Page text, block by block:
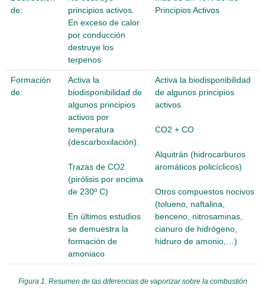
de:
principios activos.
En exceso de calor
por conducción
destruye los
terpenos
Principios Activos
Formación
de:
Activa la
biodisponibilidad de
algunos principios
activos por
temperatura
(descarboxilación).
Trazas de CO2
(pirólisis por encima
de 230º C)
En últimos estudios
se demuestra la
formación de
amoniaco
Activa la biodisponibilidad
de algunos principios
activos
CO2 + CO
Alquitrán (hidrocarburos
aromáticos policíclicos)
Otros compuestos nocivos
(tolueno, naftalina,
benceno, nitrosaminas,
cianuro de hidrógeno,
hidruro de amonio,…)
Figura 1. Resumen de las diferencias de vaporizar sobre la combustión